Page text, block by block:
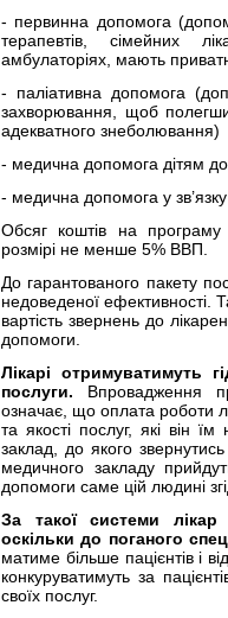
- первинна допомога
терапевтів, сімейних
амбулаторіях, мають
- паліативна допомога
захворювання, щоб
адекватного знеболювання)
- медична допомога дітям до
- медична допомога у
Обсяг коштів на програму
розмірі не менше 5% ВВП.
До гарантованого пакету
недоведеної ефективності.
вартість звернень до
допомоги.
Лікарі отримуватимуть
послуги. Впровадження
означає, що оплата роботи
та якості послуг, які він
заклад, до якого
медичного закладу
допомоги саме цій людині
За такої системи лікар
оскільки до поганого
матиме більше пацієнтів і
конкуруватимуть за
своїх послуг.